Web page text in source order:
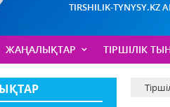
TIRSHILIK-
ЖАҢАЛЫҚТАР ТІРШІЛІК